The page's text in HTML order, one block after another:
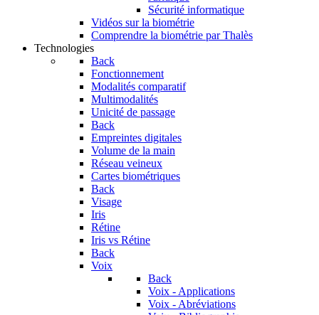
Sécurité informatique
Vidéos sur la biométrie
Comprendre la biométrie par Thalès
Technologies
Back
Fonctionnement
Modalités comparatif
Multimodalités
Unicité de passage
Back
Empreintes digitales
Volume de la main
Réseau veineux
Cartes biométriques
Back
Visage
Iris
Rétine
Iris vs Rétine
Back
Voix
Back
Voix - Applications
Voix - Abréviations